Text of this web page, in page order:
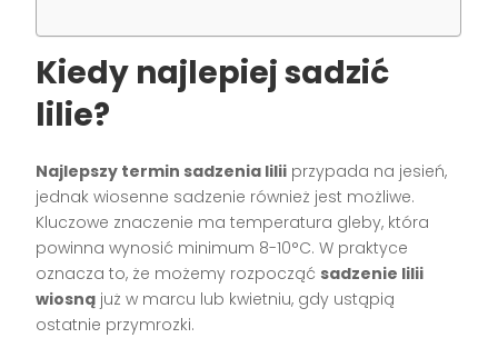
Kiedy najlepiej sadzić
lilie?
Najlepszy termin sadzenia lilii przypada na jesień,
jednak wiosenne sadzenie również jest możliwe.
Kluczowe znaczenie ma temperatura gleby, która
powinna wynosić minimum 8-10°C. W praktyce
oznacza to, że możemy rozpocząć sadzenie lilii
wiosną już w marcu lub kwietniu, gdy ustąpią
ostatnie przymrozki.